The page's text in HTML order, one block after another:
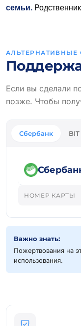
семьи.
АЛЬТЕРНАТИВНЫЕ
Если вы сделали
позже. Чтобы
Сбербанк BIT
НОМЕР КАРТЫ
Важно знать:
Пожертвования на
использования.